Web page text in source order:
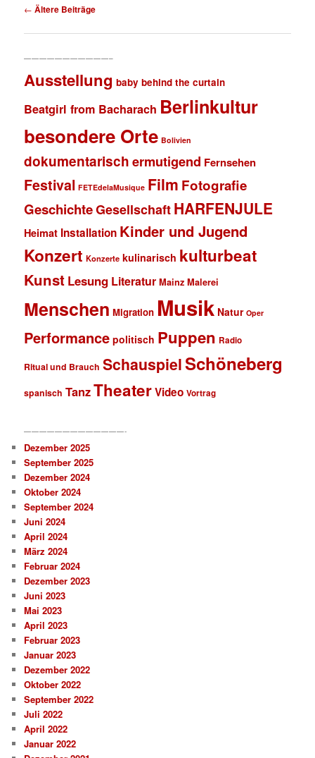
Beitragsnavigation
← Ältere Beiträge
———————————–
Ausstellung baby behind the curtain
Beatgirl from Bacharach Berlinkultur
besondere Orte Bolivien
dokumentarischermutigend Fernsehen
Festival FETEdelaMusique Film Fotografie
GeschichteGesellschaftHARFENJULE
Heimat Installation Kinder und Jugend
Konzert Konzerte kulinarisch kulturbeat
Kunst Lesung Literatur Mainz Malerei
Menschen Migration Musik Natur Oper
Performance politisch Puppen Radio
Ritual und Brauch SchauspielSchöneberg
spanisch TanzTheaterVideo Vortrag
—————————————-
Dezember 2025
September 2025
Dezember 2024
Oktober 2024
September 2024
Juni 2024
April 2024
März 2024
Februar 2024
Dezember 2023
Juni 2023
Mai 2023
April 2023
Februar 2023
Januar 2023
Dezember 2022
Oktober 2022
September 2022
Juli 2022
April 2022
Januar 2022